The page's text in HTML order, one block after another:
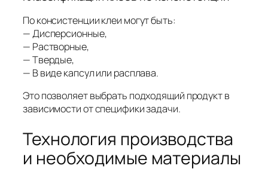
По консистенции клеи могут быть:
— Дисперсионные,
— Растворные,
— Твердые,
— В виде капсул или расплава.
Это позволяет выбрать подходящий продукт в
зависимости от специфики задачи.
Технология производства
и необходимые материалы